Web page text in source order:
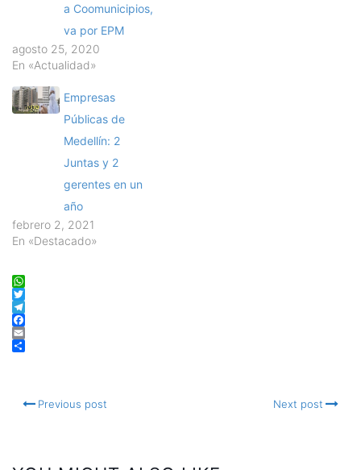
a Coomunicipios,
va por EPM
agosto 25, 2020
En «Actualidad»
Empresas
Públicas de
Medellín: 2
Juntas y 2
gerentes en un
año
febrero 2, 2021
En «Destacado»
WhatsApp
Twitter
Telegram
Facebook
Email
Previous post Next post